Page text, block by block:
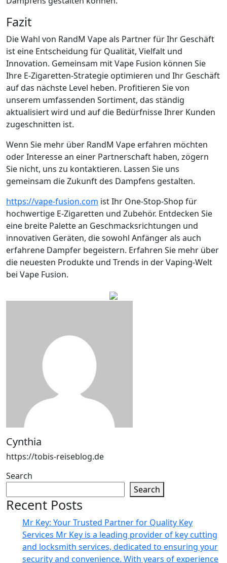
Fazit
Die Wahl von RandM Vape als Partner für Ihr Geschäft
ist eine Entscheidung für Qualität, Vielfalt und
Innovation. Gemeinsam mit Vape Fusion können Sie
Ihre E-Zigaretten-Strategie optimieren und Ihr Geschäft
auf das nächste Level heben. Profitieren Sie von
unserem umfassenden Sortiment, das ständig
aktualisiert wird und auf die Bedürfnisse Ihrer Kunden
zugeschnitten ist.
Wenn Sie mehr über RandM Vape erfahren möchten
oder Interesse an einer Partnerschaft haben, zögern
Sie nicht, uns zu kontaktieren. Lassen Sie uns
gemeinsam die Zukunft des Dampfens gestalten.
https://vape-fusion.com ist Ihr One-Stop-Shop für
hochwertige E-Zigaretten und Zubehör. Entdecken Sie
eine breite Palette an Geschmacksrichtungen und
innovativen Geräten, die sowohl Anfänger als auch
erfahrene Dampfer begeistern. Erfahren Sie mehr über
die neuesten Produkte und Trends in der Vaping-Welt
bei Vape Fusion.
Cynthia
https://tobis-reiseblog.de
Search
Search
Recent Posts
Mr Key: Your Trusted Partner for Quality Key
Services Mr Key is a leading provider of key cutting
and locksmith services, dedicated to ensuring your
security and convenience. With years of experience